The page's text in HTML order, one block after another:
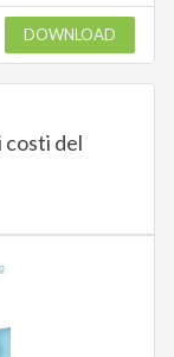
DOWNLOAD
costi del